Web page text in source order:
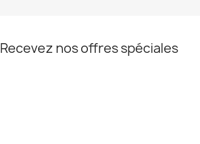
Recevez nos offres spéciales